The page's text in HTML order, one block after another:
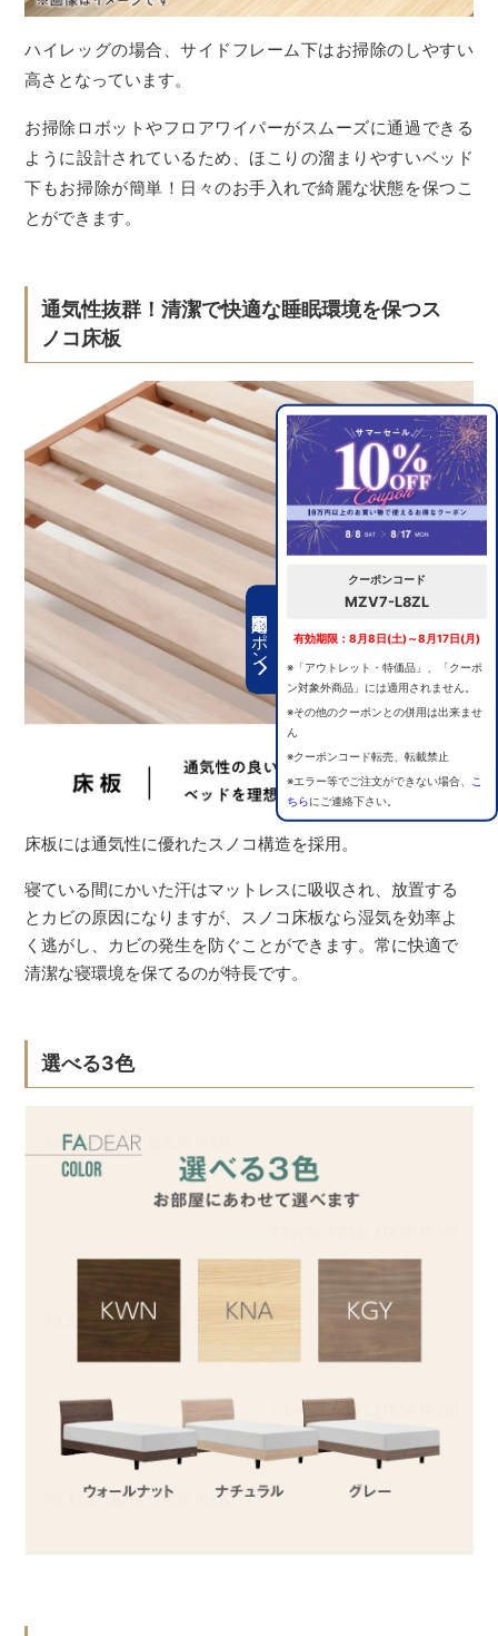
期間限定クーポン
クーポンコード
MZV7-L8ZL
有効期限：8月8日(土)～8月17日(月)
※「アウトレット・特価品」、「クーポ
ン対象外商品」には適用されません。
※その他のクーポンとの併用は出来ませ
ん
※クーポンコード転売、転載禁止
※エラー等でご注文ができない場合、
こ
ちらにご連絡下さい。
ハイレッグの場合、サイドフレーム下はお掃除のしやすい
高さとなっています。
お掃除ロボットやフロアワイパーがスムーズに通過できる
ように設計されているため、ほこりの溜まりやすいベッド
下もお掃除が簡単！日々のお手入れで綺麗な状態を保つこ
とができます。
通気性抜群！清潔で快適な睡眠環境を保つス
ノコ床板
床板には通気性に優れたスノコ構造を採用。
寝ている間にかいた汗はマットレスに吸収され、放置する
とカビの原因になりますが、スノコ床板なら湿気を効率よ
く逃がし、カビの発生を防ぐことができます。常に快適で
清潔な寝環境を保てるのが特長です。
選べる3色